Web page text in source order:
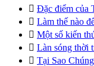
 Đặc điểm của
 Làm thế nào
 Một số kiến
 Làn sóng thời
 Tại Sao